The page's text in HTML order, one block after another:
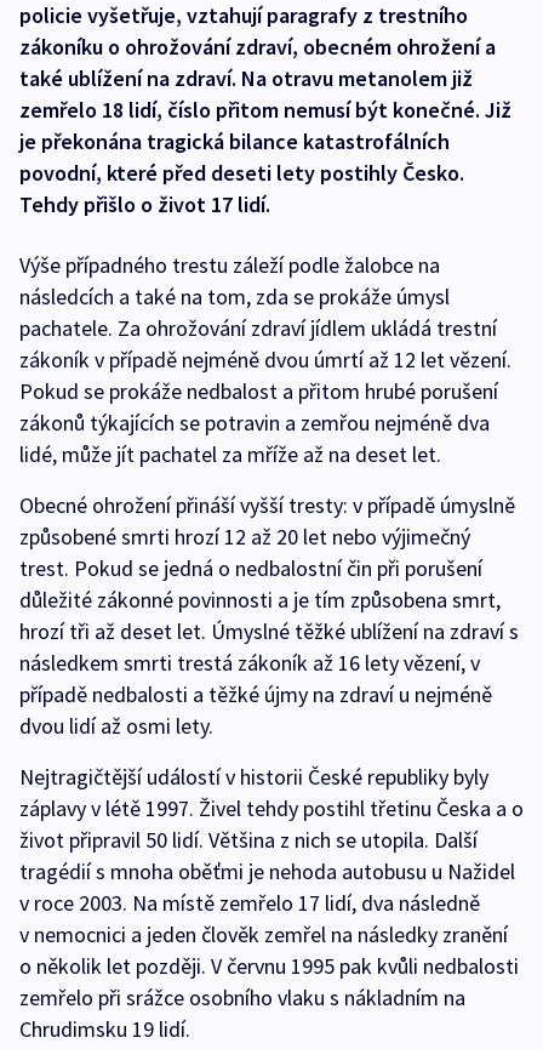
policie vyšetřuje, vztahují paragrafy z trestního
zákoníku o ohrožování zdraví, obecném ohrožení a
také ublížení na zdraví. Na otravu metanolem již
zemřelo 18 lidí, číslo přitom nemusí být konečné. Již
je překonána tragická bilance katastrofálních
povodní, které před deseti lety postihly Česko.
Tehdy přišlo o život 17 lidí.
Výše případného trestu záleží podle žalobce na
následcích a také na tom, zda se prokáže úmysl
pachatele. Za ohrožování zdraví jídlem ukládá trestní
zákoník v případě nejméně dvou úmrtí až 12 let vězení.
Pokud se prokáže nedbalost a přitom hrubé porušení
zákonů týkajících se potravin a zemřou nejméně dva
lidé, může jít pachatel za mříže až na deset let.
Obecné ohrožení přináší vyšší tresty: v případě úmyslně
způsobené smrti hrozí 12 až 20 let nebo výjimečný
trest. Pokud se jedná o nedbalostní čin při porušení
důležité zákonné povinnosti a je tím způsobena smrt,
hrozí tři až deset let. Úmyslné těžké ublížení na zdraví s
následkem smrti trestá zákoník až 16 lety vězení, v
případě nedbalosti a těžké újmy na zdraví u nejméně
dvou lidí až osmi lety.
Nejtragičtější událostí v historii České republiky byly
záplavy v létě 1997. Živel tehdy postihl třetinu Česka a o
život připravil 50 lidí. Většina z nich se utopila. Další
tragédií s mnoha oběťmi je nehoda autobusu u Nažidel
v roce 2003. Na místě zemřelo 17 lidí, dva následně
v nemocnici a jeden člověk zemřel na následky zranění
o několik let později. V červnu 1995 pak kvůli nedbalosti
zemřelo při srážce osobního vlaku s nákladním na
Chrudimsku 19 lidí.